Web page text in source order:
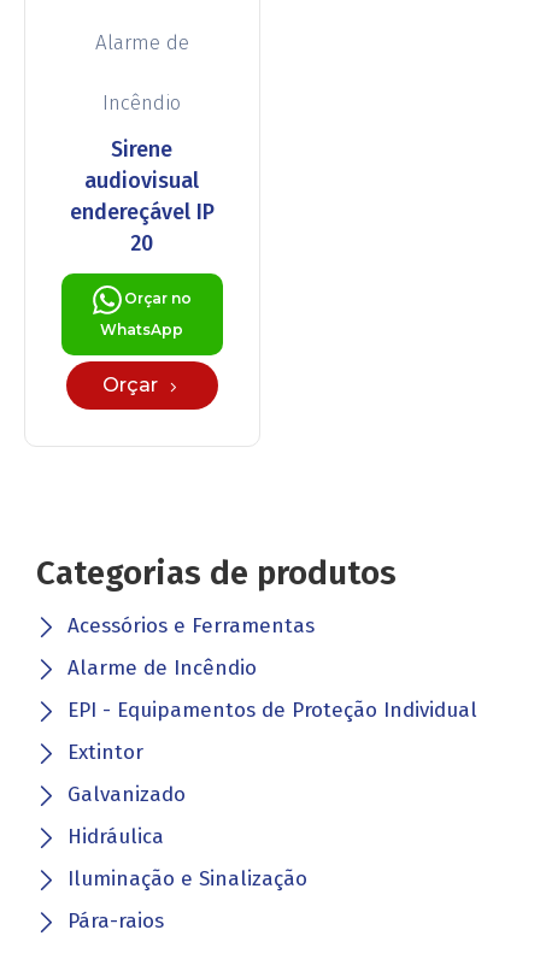
Alarme de
Incêndio
Sirene
audiovisual
endereçável IP
20
Orçar no
WhatsApp
Orçar
Categorias de produtos
Acessórios e Ferramentas
Alarme de Incêndio
EPI - Equipamentos de Proteção Individual
Extintor
Galvanizado
Hidráulica
Iluminação e Sinalização
Pára-raios